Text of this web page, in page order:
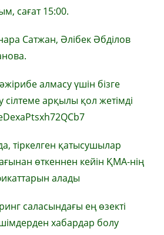
сағат 15:00.
Сатжан, Әлібек Әбділов
алмасу үшін бізге
сілтеме арқылы қол жетімді
тіркелген қатысушылар
өткеннен кейін ҚМА-нің
алады
саласындағы ең өзекті
хабардар болу